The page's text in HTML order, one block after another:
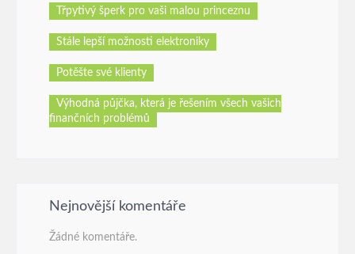
Třpytivý šperk pro vaši malou princeznu
Stále lepší možnosti elektroniky
Potěšte své klienty
Výhodná půjčka, která je řešením všech vašich
finančních problémů
Nejnovější komentáře
Žádné komentáře.